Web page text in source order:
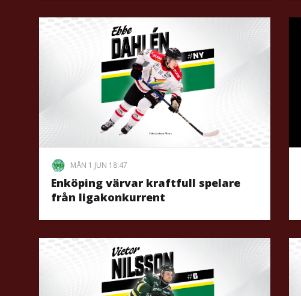
MÅN 1 JUN 18:47
Enköping värvar kraftfull spelare
från ligakonkurrent